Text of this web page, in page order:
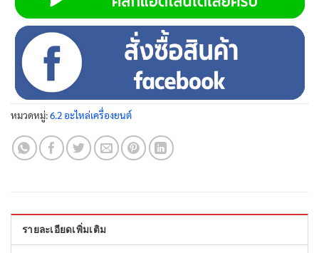
หมวดหมู่:6.2 อะไหล่เครื่องยนต์
รายละเอียดเพิ่มเติม